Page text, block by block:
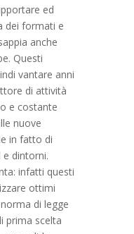
ed
dei formati e
anche
Questi
vantare anni
di attività
e costante
nuove
in fatto di
e dintorni.
infatti questi
ottimi
di legge
prima scelta